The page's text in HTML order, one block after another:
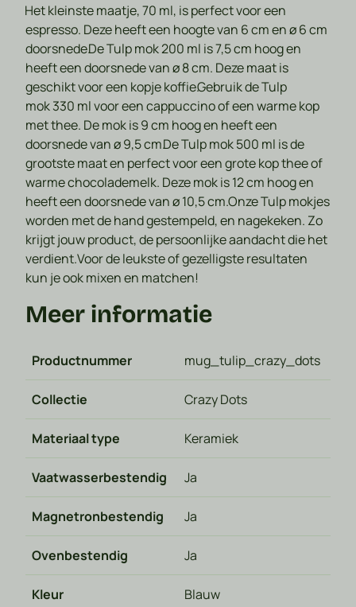
Het kleinste maatje,70 ml, is perfect voor een
espresso. Deze heeft een hoogte van 6 cm en ø 6 cm
doorsnede.De Tulp mok200 ml is 7,5 cm hoog en
heeft een doorsnede van ø 8 cm. Deze maat is
geschikt voor een kopje koffie.Gebruik de Tulp
mok330 mlvoor een cappuccino of een warme kop
met thee. De mok is 9 cm hoog en heeft een
doorsnede van ø 9,5 cm.De Tulp mok500 ml is de
grootste maat en perfect voor een grote kop thee of
warme chocolademelk. Deze mok is 12 cm hoog en
heeft een doorsnede van ø 10,5 cm.Onze Tulp mokjes
worden met de hand gestempeld, en nagekeken. Zo
krijgt jouw product, de persoonlijke aandacht die het
verdient.Voor de leukste of gezelligste resultaten
kun je ook mixen en matchen!
Meer informatie
Productnummer mug_tulip_crazy_dots
Collectie Crazy Dots
Materiaal type Keramiek
Vaatwasserbestendig Ja
Magnetronbestendig Ja
Ovenbestendig Ja
Kleur Blauw